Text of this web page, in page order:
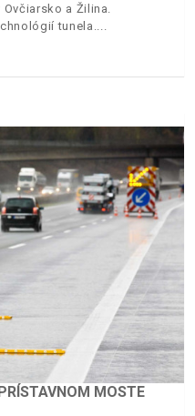
a Žilina.
tunela.
MOSTE